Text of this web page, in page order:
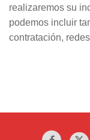
realizaremos su
podemos incluir
contratación,